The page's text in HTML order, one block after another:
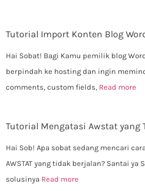
Tutorial Import Konten Blog
Hai Sobat! Bagi Kamu pemilik blog
berpindah ke hosting dan ingin
comments, custom fields, Read more
Tutorial Mengatasi Awstat yang
Hai Sob! Apa sobat sedang mencari
AWSTAT yang tidak berjalan? Santai ya
solusinya Read more